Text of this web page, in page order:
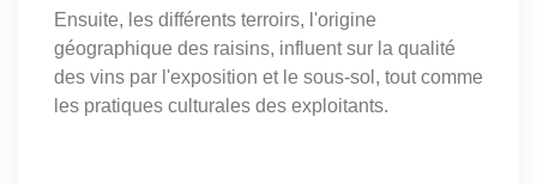
Ensuite, les différents terroirs, l'origine
géographique des raisins, influent sur la qualité
des vins par l'exposition et le sous-sol, tout comme
les pratiques culturales des exploitants.